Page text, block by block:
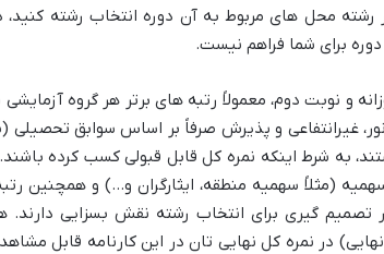
محل های مربوط به آن دوره انتخاب رشته
برای شما فراهم نیست.
و نوبت دوم، معمولاً رتبه های برتر هر گروه
غیرانتفاعی و پذیرش صرفاً بر اساس سوابق تحصیلی
به شرط اینکه نمره کل قابل قبولی کسب کرده باشند.
(مثلاً سهمیه منطقه، ایثارگران و…) و همچنین
گیری برای انتخاب رشته نقش بسزایی دارند.
در نمره کل نهایی تان در این کارنامه قابل